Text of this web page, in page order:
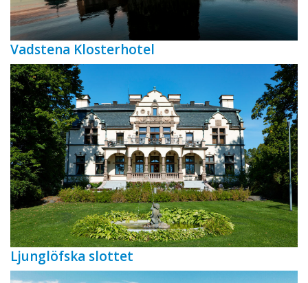
Vadstena Klosterhotel
Ljunglöfska slottet